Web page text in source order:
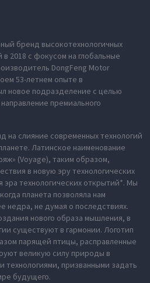
бренд высокотехнологичных
2018 с фокусом на глобальные
DongFeng Motor
53-летнем опыте в
новое подразделение с целью
премиального
на слияние современных технологий
Латинское наименование
(Voyage), таким образом,
в новую эру технологических
эра технологических открытий*. Мы
планета позволяла нам
недра, не думая о последствиях.
нового образа мышления, в
существуют в гармонии. Логотип
парящей птицы, расправленные
великую силу природы в
технологиями, призванными задать
будущего.